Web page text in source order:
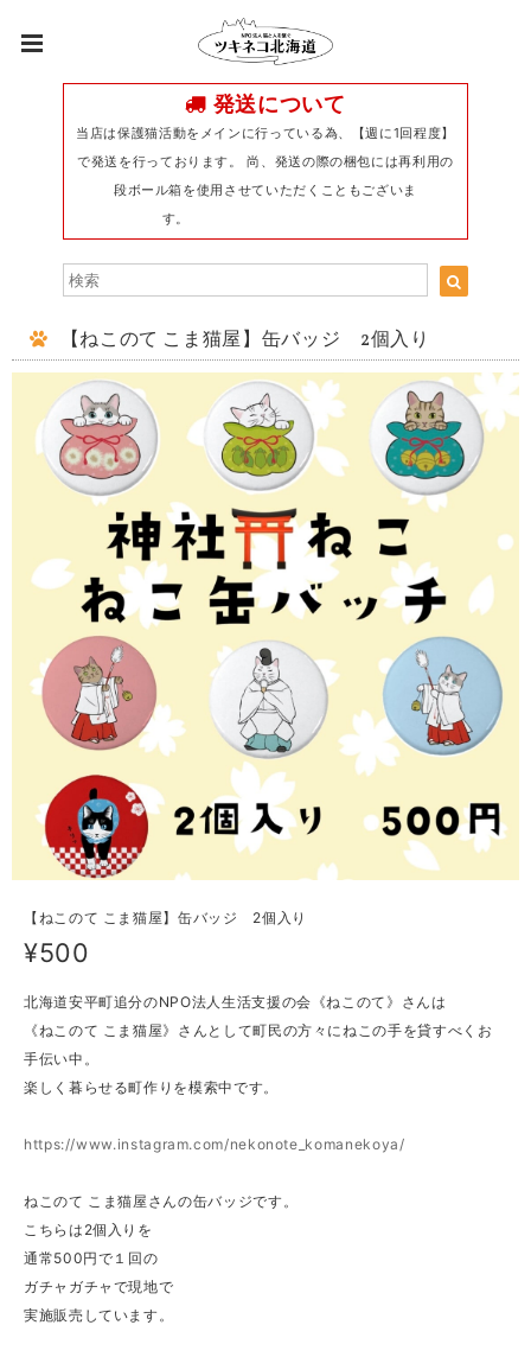
発送について
当店は保護猫活動をメインに行っている為、【週に1回程度】
で発送を行っております。 尚、発送の際の梱包には再利用の
段ボール箱を使用させていただくこともございま
す。
【ねこのて こま猫屋】缶バッジ 2個入り
【ねこのて こま猫屋】缶バッジ 2個入り
¥500
北海道安平町追分のNPO法人生活支援の会《ねこのて》さんは
《ねこのて こま猫屋》さんとして町民の方々にねこの手を貸すべくお
手伝い中。
楽しく暮らせる町作りを模索中です。
https://www.instagram.com/nekonote_komanekoya/
ねこのて こま猫屋さんの缶バッジです。
こちらは2個入りを
通常500円で１回の
ガチャガチャで現地で
実施販売しています。